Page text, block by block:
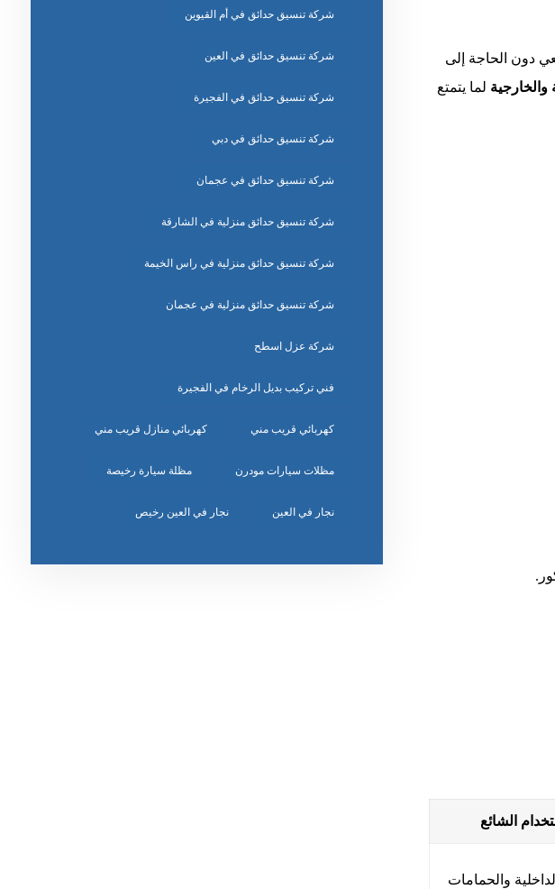
دون الحاجة إلى
والخارجية لما يتمتع
الشائع
والحمامات
شركة تنسيق حدائق في أم القيوين
شركة تنسيق حدائق في العين
شركة تنسيق حدائق في الفجيرة
شركة تنسيق حدائق في دبي
شركة تنسيق حدائق في عجمان
شركة تنسيق حدائق منزلية في الشارقة
شركة تنسيق حدائق منزلية في راس الخيمة
شركة تنسيق حدائق منزلية في عجمان
شركة عزل اسطح
فني تركيب بديل الرخام في الفجيرة
كهربائي قريب مني كهربائي منازل قريب مني
مظلات سيارات مودرن مظلة سيارة رخيصة
نجار في العين نجار في العين رخيص